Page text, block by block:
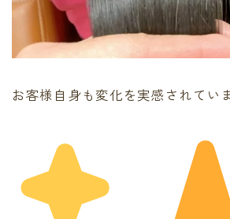
お客様自身も変化を実感されてい